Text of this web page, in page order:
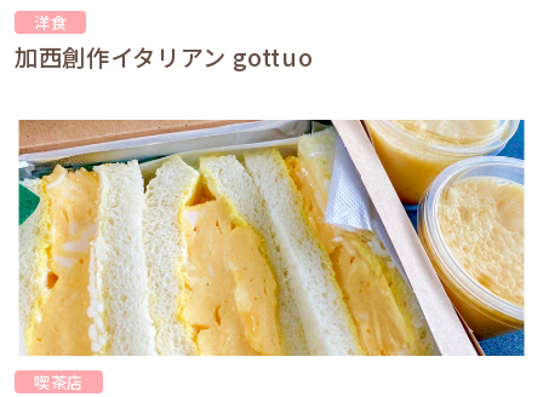
洋食
加西創作イタリアン gottuo
喫茶店